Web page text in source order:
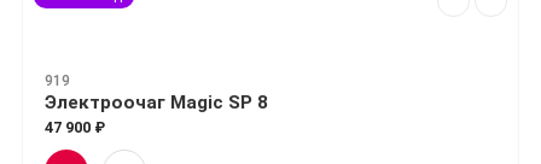
919
Электроочаг Magic SP 8
47 900 ₽